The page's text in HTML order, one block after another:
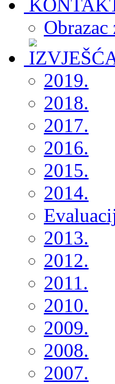
2019.
2018.
2017.
2016.
2015.
2014.
2013.
2012.
2011.
2010.
2009.
2008.
2007.